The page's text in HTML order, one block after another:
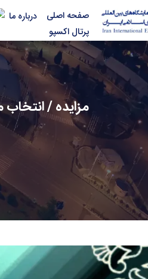
صفحه اصلی درباره ما
پرتال اکسپو
مزایده /